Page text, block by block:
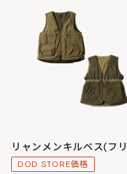
DOD STORE価格